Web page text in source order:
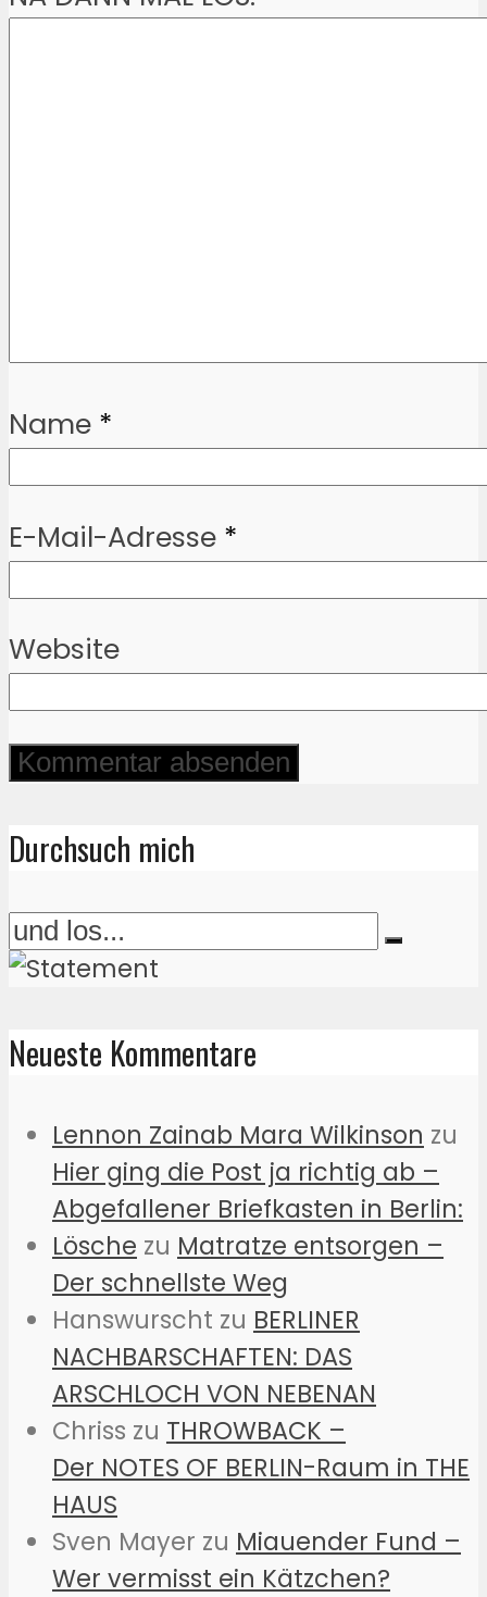
Name *
E-Mail-Adresse *
Website
Durchsuch mich
Neueste Kommentare
Lennon Zainab Mara Wilkinson zu
Hier ging die Post ja richtig ab –
Abgefallener Briefkasten in Berlin:
Lösche zu Matratze entsorgen –
Der schnellste Weg
Hanswurscht zu BERLINER
NACHBARSCHAFTEN: DAS
ARSCHLOCH VON NEBENAN
Chriss zu THROWBACK –
Der NOTES OF BERLIN-Raum in THE
HAUS
Sven Mayer zu Miauender Fund –
Wer vermisst ein Kätzchen?